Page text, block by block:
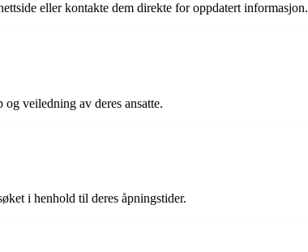
eller kontakte dem direkte for oppdatert informasjon.
veiledning av deres ansatte.
i henhold til deres åpningstider.